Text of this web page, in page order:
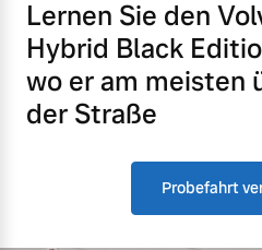
Lernen Sie den
Hybrid Black
wo er am meisten
der Straße
Probefahrt